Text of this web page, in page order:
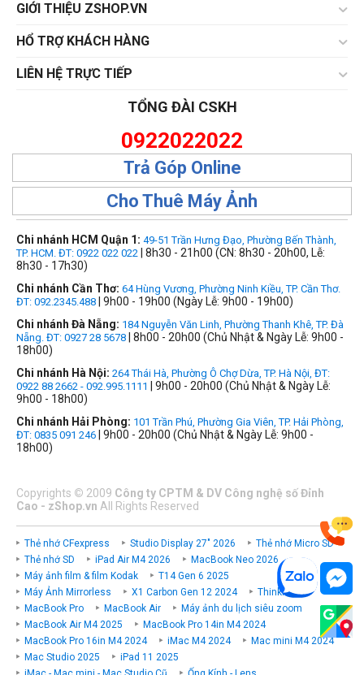
GIỚI THIỆU ZSHOP.VN
HỔ TRỢ KHÁCH HÀNG
LIÊN HỆ TRỰC TIẾP
TỔNG ĐÀI CSKH
0922022022
Trả Góp Online
Cho Thuê Máy Ảnh
Chi nhánh HCM Quận 1: 49-51 Trần Hưng Đạo, Phường Bến Thành,
TP. HCM. ĐT: 0922 022 022 | 8h30 - 21h00 (CN: 8h30 - 20h00, Lễ:
8h30 - 17h30)
Chi nhánh Cần Thơ: 64 Hùng Vương, Phường Ninh Kiều, TP. Cần Thơ.
ĐT: 092.2345.488 | 9h00 - 19h00 (Ngày Lễ: 9h00 - 19h00)
Chi nhánh Đà Nẵng: 184 Nguyễn Văn Linh, Phường Thanh Khê, TP. Đà
Nẵng. ĐT: 0927 28 5678 | 8h00 - 20h00 (Chủ Nhật & Ngày Lễ: 9h00 -
18h00)
Chi nhánh Hà Nội: 264 Thái Hà, Phường Ô Chợ Dừa, TP. Hà Nội, ĐT:
0922 88 2662 - 092.995.1111
| 9h00 - 20h00 (Chủ Nhật & Ngày Lễ:
9h00 - 18h00)
Chi nhánh Hải Phòng: 101 Trần Phú, Phường Gia Viên, TP. Hải Phòng,
ĐT: 0835 091 246 | 9h00 - 20h00 (Chủ Nhật & Ngày Lễ: 9h00 -
18h00)
Copyrights © 2009 Công ty CPTM & DV Công nghệ số Đỉnh
Cao - zShop.vn All Rights Reserved
Thẻ nhớ CFexpress Studio Display 27" 2026
Thẻ nhớ Micro SD
Thẻ nhớ SD
iPad Air M4 2026
MacBook Neo 2026
Máy ảnh film & film Kodak
T14 Gen 6 2025
Máy Ảnh Mirrorless
X1 Carbon Gen 12 2024
ThinkPad P
MacBook Pro
MacBook Air
Máy ảnh du lịch siêu zoom
MacBook Air M4 2025
MacBook Pro 14in M4 2024
MacBook Pro 16in M4 2024
iMac M4 2024
Mac mini M4 2024
Mac Studio 2025
iPad 11 2025